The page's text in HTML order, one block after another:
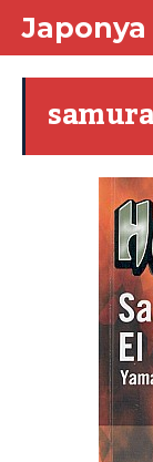
Japonya